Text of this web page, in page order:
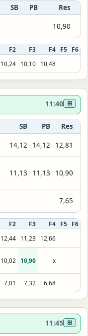
SB PB Res
10,90
F2 F3 F4 F5
F6
10,24 10,10 10,48
11:40 ⊞
SB PB Res
14,12 14,12 12,81
11,13 11,13 10,90
7,65
F2 F3 F4 F5
F6
12,44 11,23 12,66
10,02 10,90 x
7,01 7,32 6,68
11:45 ⊞